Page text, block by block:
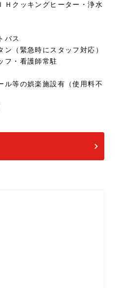
クッキングヒーター・浄水
バス
（緊急時にスタッフ対応）
フ・看護師常駐
等の娯楽施設有（使用料不